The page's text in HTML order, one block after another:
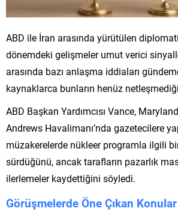
ABD ile İran arasında yürütülen
dönemdeki gelişmeler umut verici
arasında bazı anlaşma iddiaları
kaynaklarca bunların henüz
ABD Başkan Yardımcısı Vance,
Andrews Havalimanı’nda gazetecilere
müzakerelerde nükleer programla ilgili
sürdüğünü, ancak tarafların pazarlık
ilerlemeler kaydettiğini söyledi.
Görüşmelerde Öne Çıkan Konular